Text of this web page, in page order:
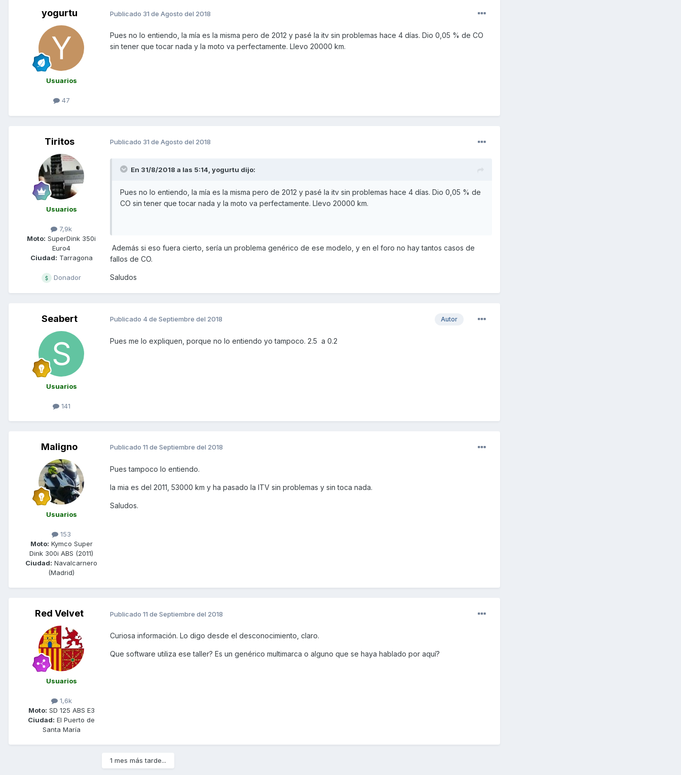
yogurtu
Usuarios
47
Publicado 31 de Agosto del 2018
Pues no lo entiendo, la mía es la misma pero de 2012 y pasé la itv sin problemas hace 4 días. Dio 0,05 % de CO
sin tener que tocar nada y la moto va perfectamente. Llevo 20000 km.
Tiritos
Usuarios
7,9k
Moto: SuperDink 350i
Euro4
Ciudad: Tarragona
Donador
Publicado 31 de Agosto del 2018
En 31/8/2018 a las 5:14, yogurtu dijo:
Pues no lo entiendo, la mía es la misma pero de 2012 y pasé la itv sin problemas hace 4 días. Dio 0,05 % de
CO sin tener que tocar nada y la moto va perfectamente. Llevo 20000 km.
Además si eso fuera cierto, sería un problema genérico de ese modelo, y en el foro no hay tantos casos de
fallos de CO.
Saludos
Seabert
Usuarios
141
Autor
Publicado 4 de Septiembre del 2018
Pues me lo expliquen, porque no lo entiendo yo tampoco. 2.5 a 0.2
Maligno
Usuarios
153
Moto: Kymco Super
Dink 300i ABS (2011)
Ciudad: Navalcarnero
(Madrid)
Publicado 11 de Septiembre del 2018
Pues tampoco lo entiendo.
la mia es del 2011, 53000 km y ha pasado la ITV sin problemas y sin toca nada.
Saludos.
Red Velvet
Usuarios
1,6k
Moto: SD 125 ABS E3
Ciudad: El Puerto de
Santa María
Publicado 11 de Septiembre del 2018
Curiosa información. Lo digo desde el desconocimiento, claro.
Que software utiliza ese taller? Es un genérico multimarca o alguno que se haya hablado por aquí?
1 mes más tarde...